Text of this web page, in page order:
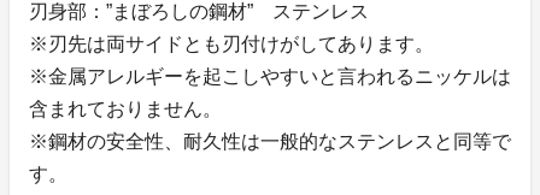
刃身部：”まぼろしの鋼材” ステンレス
※刃先は両サイドとも刃付けがしてあります。
※金属アレルギーを起こしやすいと言われるニッケルは
含まれておりません。
※鋼材の安全性、耐久性は一般的なステンレスと同等で
す。